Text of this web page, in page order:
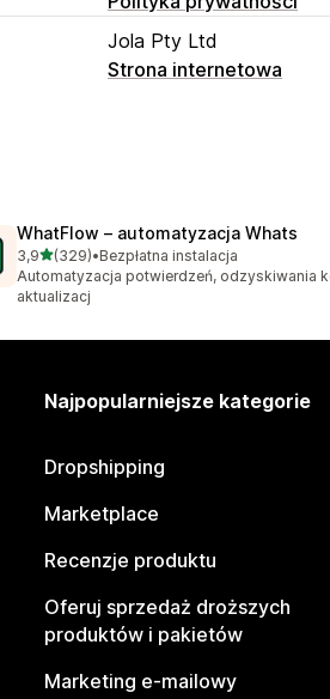
Jola Pty Ltd
Strona internetowa
WhatFlow – automatyzacja Whats
3,9na 5 gwiazdek
(329)
Łączna liczba recenzji: 329
•Bezpłatna instalacja
Automatyzacja potwierdzeń, odzyskiwania
aktualizacj
Najpopularniejsze kategorie
Dropshipping
Marketplace
Recenzje produktu
Oferuj sprzedaż droższych
produktów i pakietów
Marketing e-mailowy